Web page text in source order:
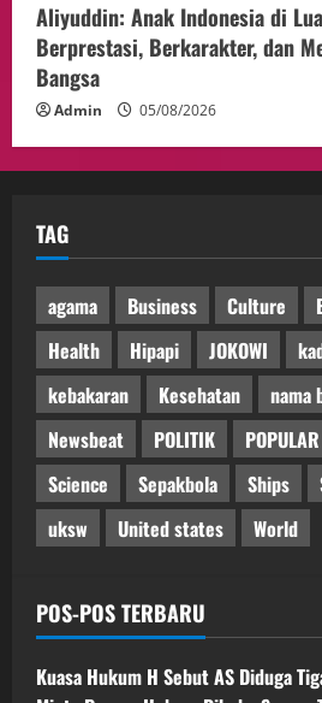
Aliyuddin: Anak Indonesia di
Berprestasi, Berkarakter, dan
Bangsa
Admin 05/08/2026
TAG
agama Business Culture
Health
Hipapi JOKOWI
kebakaran
Kesehatan
nama
Newsbeat
POLITIK POPULAR
Science
Sepakbola Ships
uksw
United states World
POS-POS TERBARU
Kuasa Hukum H Sebut AS Diduga